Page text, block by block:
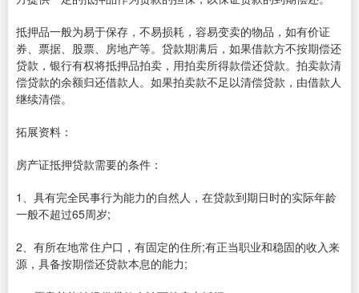
抵押品一般为易于保存，不易损耗，容易变卖的物品，如有价证
券、票据、股票、房地产等。贷款期满后，如果借款方不按期偿还
贷款，银行有权将抵押品拍卖，用拍卖所得款偿还贷款。拍卖款清
偿贷款的余额归还借款人。如果拍卖款不足以清偿贷款，由借款人
继续清偿。
拓展资料：
房产证抵押贷款需要的条件：
1、具有完全民事行为能力的自然人，在贷款到期日时的实际年龄
一般不超过65周岁;
2、有所在地常住户口，有固定的住所;有正当职业和稳固的收入来
源，具备按期偿还贷款本息的能力;